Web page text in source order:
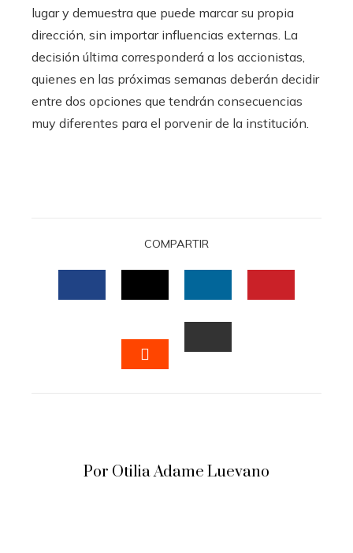
lugar y demuestra que puede marcar su propia
dirección, sin importar influencias externas. La
decisión última corresponderá a los accionistas,
quienes en las próximas semanas deberán decidir
entre dos opciones que tendrán consecuencias
muy diferentes para el porvenir de la institución.
COMPARTIR
Por Otilia Adame Luevano